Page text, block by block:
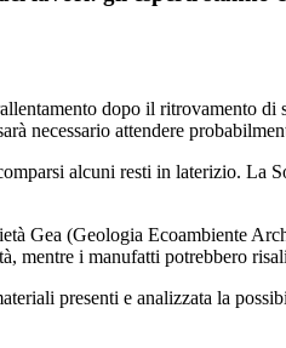
dopo il ritrovamento
necessario attendere
alcuni resti in laterizio. La
Gea (Geologia Ecoambiente
mentre i manufatti potrebbero
presenti e analizzata la